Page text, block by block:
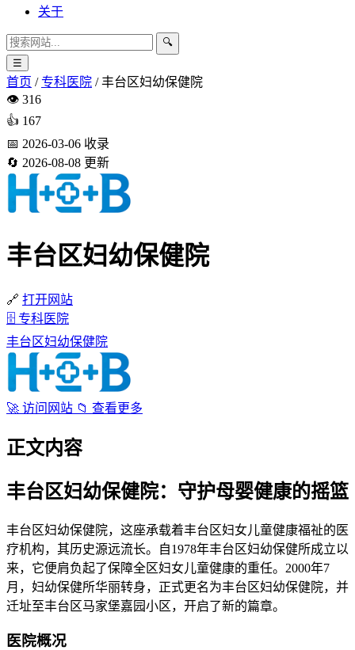
关于
🔍
☰
首页 / 专科医院 / 丰台区妇幼保健院
👁️ 316
👍 167
📅 2026-03-06 收录
🔄 2026-08-08 更新
丰台区妇幼保健院
🔗 打开网站
🗄 专科医院
丰台区妇幼保健院
🚀 访问网站 📁 查看更多
正文内容
丰台区妇幼保健院：守护母婴健康的摇篮
丰台区妇幼保健院，这座承载着丰台区妇女儿童健康福祉的医
疗机构，其历史源远流长。自1978年丰台区妇幼保健所成立以
来，它便肩负起了保障全区妇女儿童健康的重任。2000年7
月，妇幼保健所华丽转身，正式更名为丰台区妇幼保健院，并
迁址至丰台区马家堡嘉园小区，开启了新的篇章。
医院概况